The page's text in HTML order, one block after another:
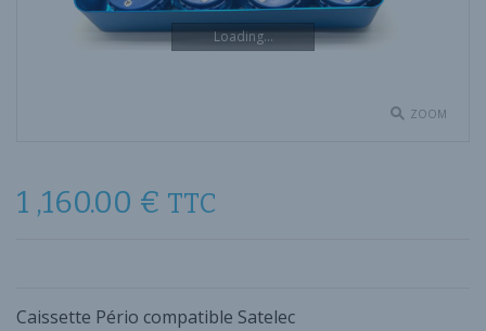
Loading...
ZOOM
1 ,160.00 € TTC
Caissette Pério compatible Satelec